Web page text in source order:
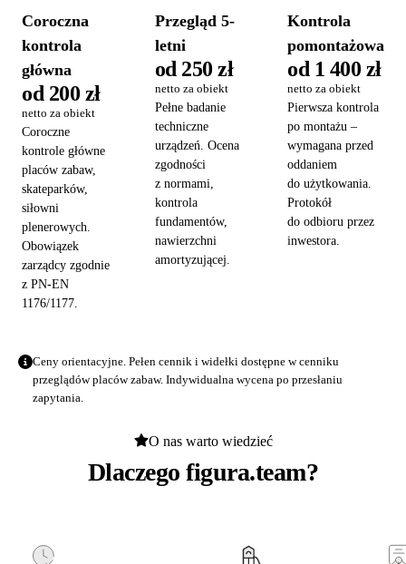
Coroczna
kontrola
główna
od 200 zł
netto za obiekt
Coroczne
kontrole główne
placów zabaw,
skateparków,
siłowni
plenerowych.
Obowiązek
zarządcy zgodnie
z PN-EN
1176/1177.
Przegląd 5-
letni
od 250 zł
netto za obiekt
Pełne badanie
techniczne
urządzeń. Ocena
zgodności
z normami,
kontrola
fundamentów,
nawierzchni
amortyzującej.
Kontrola
pomontażowa
od 1 400 zł
netto za obiekt
Pierwsza kontrola
po montażu –
wymagana przed
oddaniem
do użytkowania.
Protokół
do odbioru przez
inwestora.
Ceny orientacyjne. Pełen cennik i widełki dostępne wcenniku
przeglądów placów zabaw. Indywidualna wycena po przesłaniu
zapytania.
O nas warto wiedzieć
Dlaczego figura.team?